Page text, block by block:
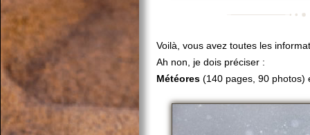
Voilà, vous avez toutes les
Ah non, je dois préciser :
Météores (140 pages, 90 photos)